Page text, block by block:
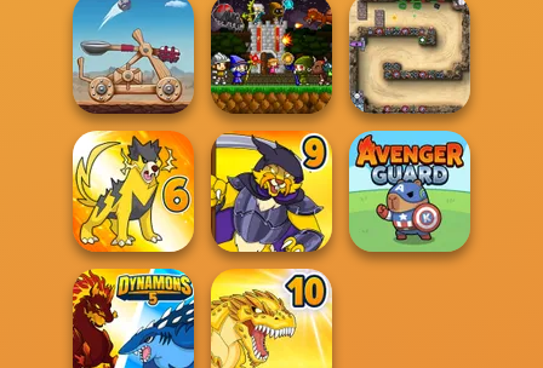
Clash of Stone
Mini Guardians
Castle Defense
Canyon Defence
Dynamons 6 Dynamons 9